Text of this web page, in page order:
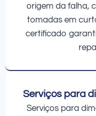
origem da falha,
tomadas em
certificado
Serviços para
Serviços para